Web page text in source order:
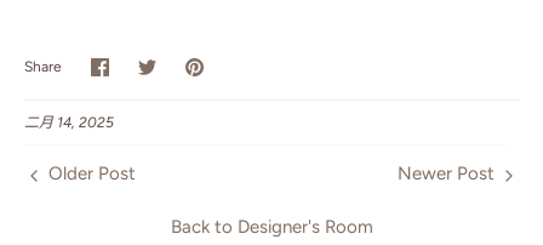
Share
Share
on
SharePin
二月 14, 2025
Older Post
Back to Designer's Room
Newer Post